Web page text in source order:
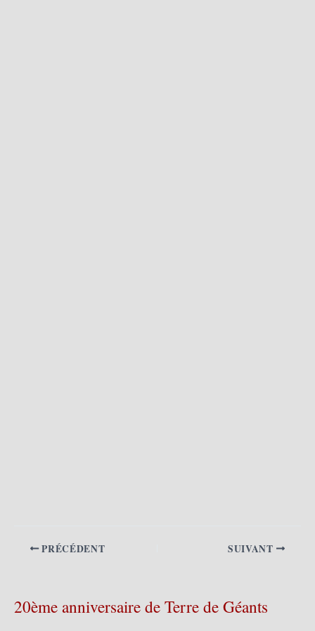
PRÉCÉDENT SUIVANT
20ème anniversaire de Terre de Géants